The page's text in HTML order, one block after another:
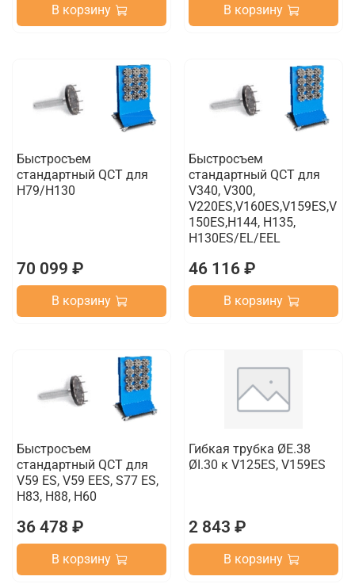
В корзину В корзину
Быстросъем
стандартный QCT для
H79/H130
70 099 ₽
В корзину
Быстросъем
стандартный QCT для
V340, V300,
V220ES,V160ES,V159ES,V
150ES,H144, H135,
H130ES/EL/EEL
46 116 ₽
В корзину
Быстросъем
стандартный QCT для
V59 ES, V59 EES, S77 ES,
H83, H88, H60
36 478 ₽
В корзину
Гибкая трубка ØE.38
ØI.30 к V125ES, V159ES
2 843 ₽
В корзину